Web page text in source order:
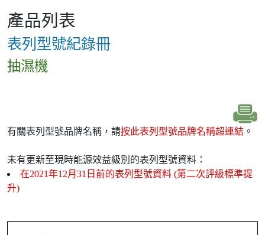
產品列表
表列型號紀錄冊
抽濕機
有關表列型號品牌名稱，請按此表列型號品牌名稱超連結 。
未有更新至現時能源效益級別的表列型號資料：
在2021年12月31日前的表列型號資料 (第二次評級標準提
升)